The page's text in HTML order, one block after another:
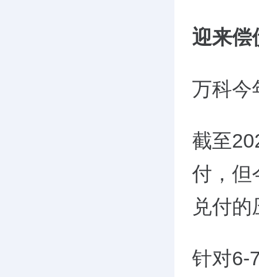
迎来偿
万科今
截至
付，但
兑付的
针对6-